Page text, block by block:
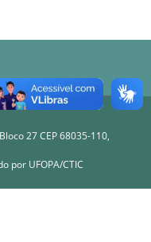
27 CEP 68035-110,
por UFOPA/CTIC